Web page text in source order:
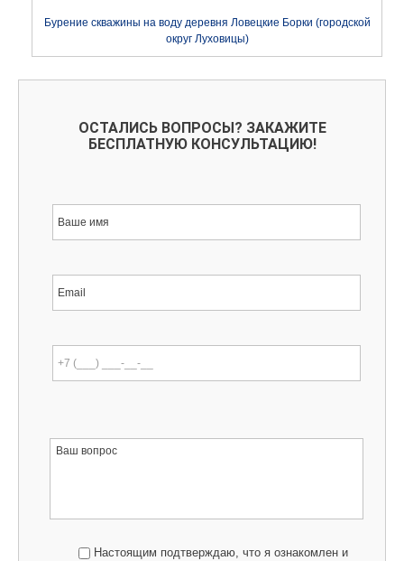
Бурение скважины на воду деревня Ловецкие Борки (городской
округ Луховицы)
ОСТАЛИСЬ ВОПРОСЫ? ЗАКАЖИТЕ
БЕСПЛАТНУЮ КОНСУЛЬТАЦИЮ!
Настоящим подтверждаю, что я ознакомлен и